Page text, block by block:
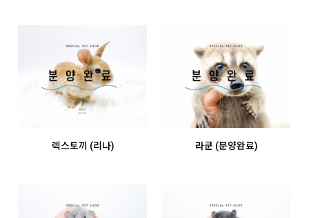
렉스토끼 (리나) 라쿤 (분양완료)